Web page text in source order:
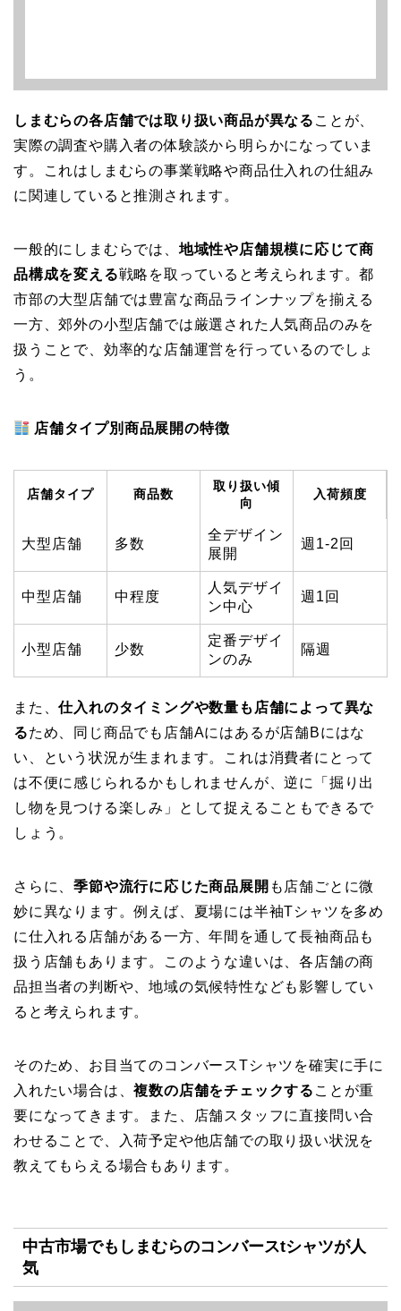
しまむらの各店舗では取り扱い商品が異なる ことが、
実際の調査や購入者の体験談から明らかになっていま
す。これはしまむらの事業戦略や商品仕入れの仕組み
に関連していると推測されます。
一般的にしまむらでは、 地域性や店舗規模に応じて商
品構成を変える戦略を取っていると考えられます。都
市部の大型店舗では豊富な商品ラインナップを揃える
一方、郊外の小型店舗では厳選された人気商品のみを
扱うことで、効率的な店舗運営を行っているのでしょ
う。
店舗タイプ別商品展開の特徴
店舗タイプ 商品数
取り扱い傾
向
入荷頻度
大型店舗 多数
全デザイン
展開
週1-2回
中型店舗 中程度
人気デザイ
ン中心
週1回
小型店舗 少数
定番デザイ
ンのみ
隔週
また、仕入れのタイミングや数量も店舗によって異な
るため、同じ商品でも店舗Aにはあるが店舗Bにはな
い、という状況が生まれます。これは消費者にとって
は不便に感じられるかもしれませんが、逆に「掘り出
し物を見つける楽しみ」として捉えることもできるで
しょう。
さらに、季節や流行に応じた商品展開 も店舗ごとに微
妙に異なります。例えば、夏場には半袖Tシャツを多め
に仕入れる店舗がある一方、年間を通して長袖商品も
扱う店舗もあります。このような違いは、各店舗の商
品担当者の判断や、地域の気候特性なども影響してい
ると考えられます。
そのため、お目当てのコンバースTシャツを確実に手に
入れたい場合は、複数の店舗をチェックする ことが重
要になってきます。また、店舗スタッフに直接問い合
わせることで、入荷予定や他店舗での取り扱い状況を
教えてもらえる場合もあります。
中古市場でもしまむらのコンバースtシャツが人
気